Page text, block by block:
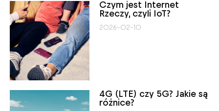
Czym jest Internet
Rzeczy, czyli IoT?
2026-02-10
4G (LTE) czy 5G? Jakie są
różnice?